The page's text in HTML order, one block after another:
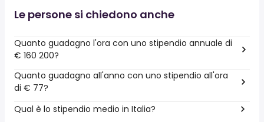
Le persone si chiedono anche
Quanto guadagno l'ora con uno stipendio annuale di
€ 160 200?
Quanto guadagno all'anno con uno stipendio all'ora
di € 77?
Qual è lo stipendio medio in Italia?